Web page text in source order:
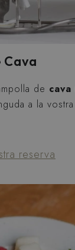
de
a la
reserva